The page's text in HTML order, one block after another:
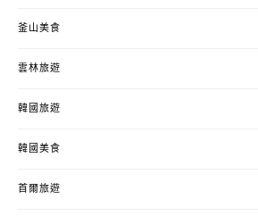
釜山美食
雲林旅遊
韓國旅遊
韓國美食
首爾旅遊